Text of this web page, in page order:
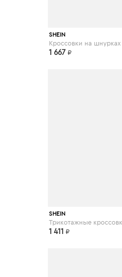
SHEIN
1 667 ₽
SHEIN
1 411 ₽